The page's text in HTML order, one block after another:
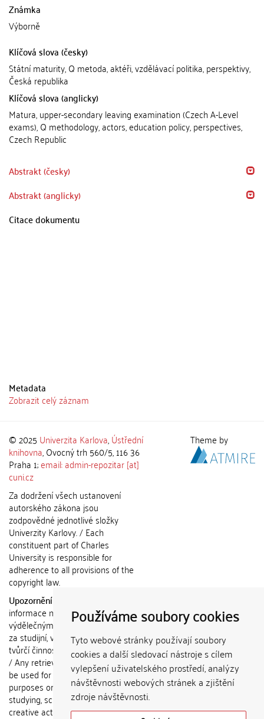
Používáme soubory cookies
Tyto webové stránky používají soubory
cookies a další sledovací nástroje s cílem
vylepšení uživatelského prostředí, analýzy
návštěvnosti webových stránek a zjištění
zdroje návštěvnosti.
Známka
Výborně
Klíčová slova (česky)
Státní maturity, Q metoda, aktéři, vzdělávací politika, perspektivy,
Česká republika
Klíčová slova (anglicky)
Matura, upper-secondary leaving examination (Czech A-Level
exams), Q methodology, actors, education policy, perspectives,
Czech Republic
Abstrakt (česky)
Abstrakt (anglicky)
Citace dokumentu
Metadata
Zobrazit celý záznam
© 2025 Univerzita Karlova,Ústřední
knihovna, Ovocný trh 560/5, 116 36
Praha 1;email: admin-repozitar [at]
cuni.cz
Za dodržení všech ustanovení
autorského zákona jsou
zodpovědné jednotlivé složky
Univerzity Karlovy. / Each
constituent part of Charles
University is responsible for
adherence to all provisions of the
copyright law.
Upozornění / Notice:
informace nemohou být použity k
výdělečným účelům nebo vydávány
za studijní, vědeckou nebo jinou
tvůrčí činnost jiné osoby než autora.
/ Any retrieved information shall not
be used for any commercial
purposes or claimed as results of
studying, scientific or any other
creative activities of any person
Theme by